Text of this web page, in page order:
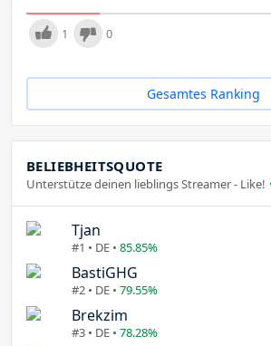
1 0
Gesamtes Ranking
BELIEBHEITSQUOTE
Unterstütze deinen lieblings Streamer - Like!
Tjan
#1 • DE • 85.85%
BastiGHG
#2 • DE • 79.55%
Brekzim
#3 • DE • 78.28%